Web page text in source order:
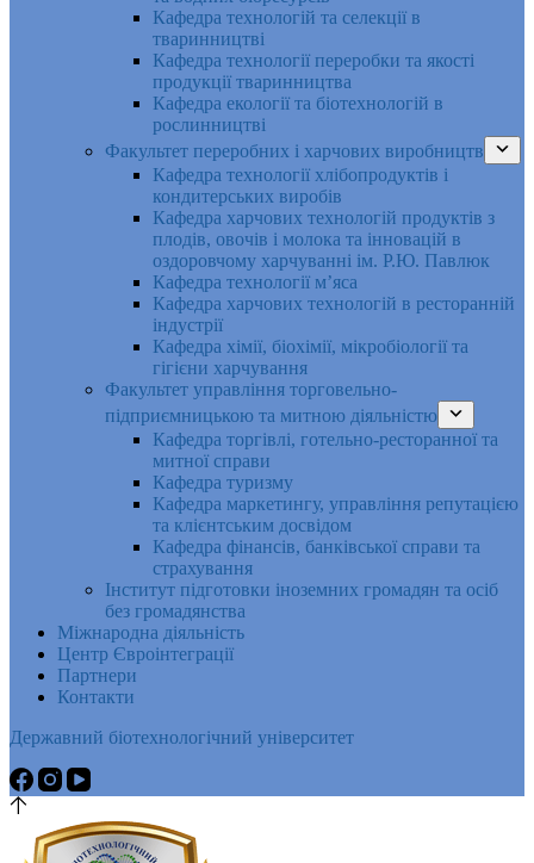
Кафедра технологій та селекції в
тваринництві
Кафедра технології переробки та якості
продукції тваринництва
Кафедра екології та біотехнологій в
рослинництві
Факультет переробних і харчових виробництв
Кафедра технології хлібопродуктів і
кондитерських виробів
Кафедра харчових технологій продуктів з
плодів, овочів і молока та інновацій в
оздоровчому харчуванні ім. Р.Ю. Павлюк
Кафедра технології м’яса
Кафедра харчових технологій в ресторанній
індустрії
Кафедра хімії, біохімії, мікробіології та
гігієни харчування
Факультет управління торговельно-
підприємницькою та митною діяльністю
Кафедра торгівлі, готельно-ресторанної та
митної справи
Кафедра туризму
Кафедра маркетингу, управління репутацією
та клієнтським досвідом
Кафедра фінансів, банківської справи та
страхування
Інститут підготовки іноземних громадян та осіб
без громадянства
Міжнародна діяльність
Центр Євроінтеграції
Партнери
Контакти
Державний біотехнологічний університет